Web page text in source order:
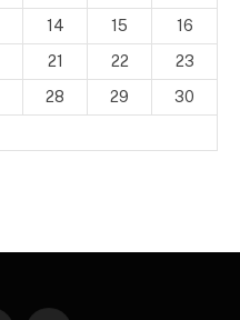
14 15
16
21 22
23
28 29
30